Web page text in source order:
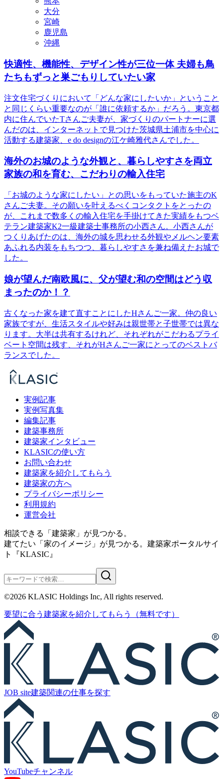
大分
宮崎
鹿児島
沖縄
快適性、機能性、デザイン性が三位一体 夫婦も鳥
たちもずっと巣ごもりしていたい家
注文住宅づくりにおいて「どんな家にしたいか」ということ
と同じくらい重要なのが「誰に依頼するか」だろう。東京都
内に住んでいたTさんご夫妻が、家づくりのパートナーに選
んだのは、インターネットで見つけた茨城県土浦市を中心に
活動する建築家、e do designの江ケ崎雅代さんでした。
海外のお城のような外観と、暮らしやすさを両立
家族の和を育む、こだわりの輸入住宅
「お城のような家にしたい」との思いをもっていた施主のK
さんご夫妻。その願いを叶えるべくコンタクトをとったの
が、これまで数多くの輸入住宅を手掛けてきた実績をもつベ
テラン建築家K2一級建築士事務所の小西さん。小西さんが
つくりあげたのは、海外の城を思わせる外観やメルヘン要素
あふれる内装をもちつつ、暮らしやすさを兼ね備えたお城で
した。
娘が望んだ南欧風に、父が望む和の空間はどう収
まったのか！？
古くなった家を建て直すことにしたHさんご一家。仲の良い
家族ですが、生活スタイルや好みは親世帯と子世帯では異な
ります。大半は共有するけれど、それぞれがこだわるプライ
ベート空間は残す、それがHさんご一家にとってのベストバ
ランスでした。
実例記事
実例写真集
編集記事
建築事務所
建築家インタビュー
KLASICの使い方
お問い合わせ
建築家を紹介してもらう
建築家の方へ
プライバシーポリシー
利用規約
運営会社
相談できる「建築家」が見つかる。
建てたい「家のイメージ」が見つかる。 建築家ポータルサイ
ト『KLASIC』
©2026 KLASIC Holdings Inc, All rights reserved.
要望に合う 建築家を紹介 してもらう （無料です）
JOB site建築関連の仕事を探す
YouTubeチャンネル